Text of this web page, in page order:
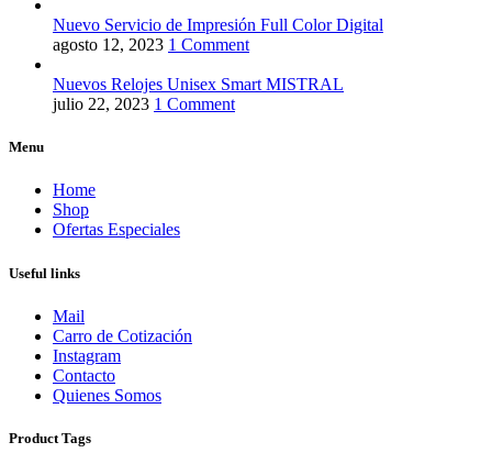
Nuevo Servicio de Impresión Full Color Digital
agosto 12, 2023 1 Comment
Nuevos Relojes Unisex Smart MISTRAL
julio 22, 2023 1 Comment
Menu
Home
Shop
Ofertas Especiales
Useful links
Mail
Carro de Cotización
Instagram
Contacto
Quienes Somos
Product Tags